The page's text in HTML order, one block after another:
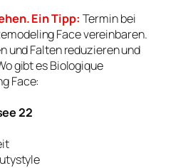
Ein Tipp: Termin bei
Face vereinbaren.
und Falten reduzieren und
gibt es Biologique
Face:
22